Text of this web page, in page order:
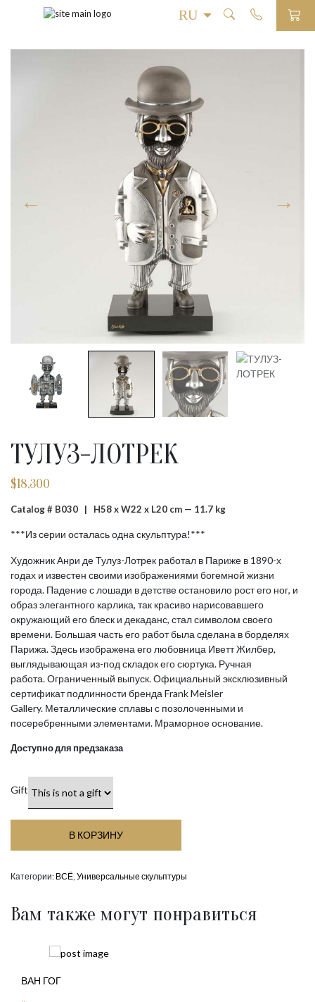
ТУЛУЗ-ЛОТРЕК
$18,300
Catalog # B030 | H58 x W22 x L20 cm — 11.7 kg
***Из серии осталась одна скульптура!***
Художник Анри де Тулуз-Лотрек работал в Париже в 1890-х
годах и известен своими изображениями богемной жизни
города. Падение с лошади в детстве остановило рост его ног, и
образ элегантного карлика, так красиво нарисовавшего
окружающий его блеск и декаданс, стал символом своего
времени. Большая часть его работ была сделана в борделях
Парижа. Здесь изображена его любовница Иветт Жилбер,
выглядывающая из-под складок его сюртука. Ручная
работа. Ограниченный выпуск. Официальный эксклюзивный
сертификат подлинности бренда Frank Meisler
Gallery. Металлические сплавы с позолоченными и
посеребренными элементами. Мраморное основание.
Доступно для предзаказа
Gift
В КОРЗИНУ
Категории: ВСЁ, Универсальные скульптуры
Вам также могут понравиться
ВАН ГОГ